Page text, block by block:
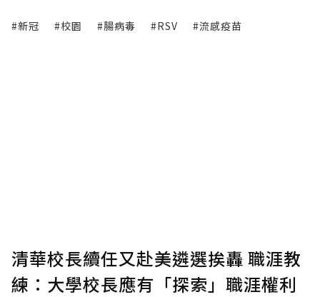
#新冠 #校園 #腸病毒 #RSV #流感疫苗
清華校長續任又赴美遴選挨轟 職涯教
練：大學校長應有「探索」職涯權利